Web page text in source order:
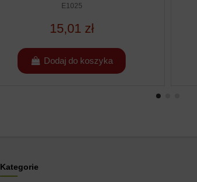
E1025
15,01 zł
Dodaj do koszyka
Kategorie